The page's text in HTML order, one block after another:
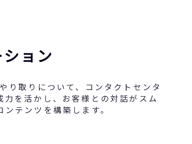
ョン
取りについて、コンタクトセンタ
を活かし、お客様との対話がスム
テンツを構築します。